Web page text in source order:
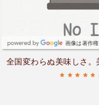
画像は著作
全国変わらぬ美味しさ。